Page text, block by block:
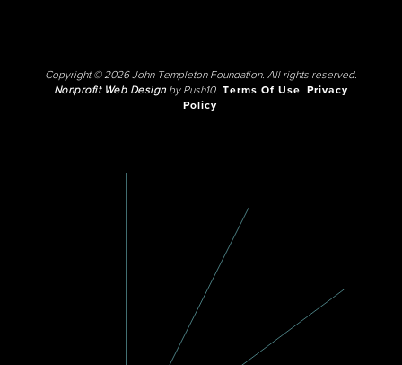
Copyright © 2026 John Templeton Foundation. All rights reserved.
Nonprofit Web Designby Push10. Terms Of Use
Privacy
Policy